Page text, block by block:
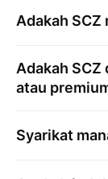
Adakah SCZ
Adakah SCZ
atau
Syarikat